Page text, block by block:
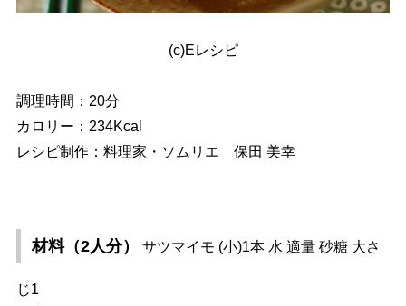
(c)Eレシピ
調理時間：20分
カロリー：234Kcal
レシピ制作：料理家・ソムリエ 保田 美幸
材料（2人分） サツマイモ (小)1本 水 適量 砂糖 大さ
じ1